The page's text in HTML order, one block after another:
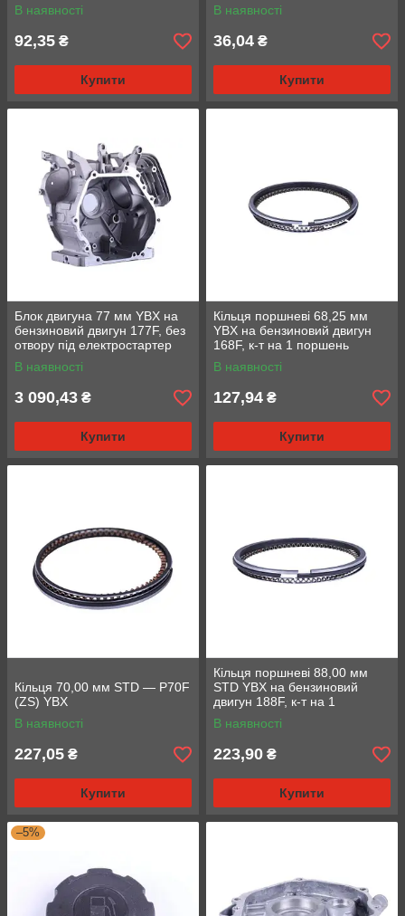
В наявності
92,35 ₴
Купити
В наявності
36,04 ₴
Купити
Блок двигуна 77 мм YBX на
бензиновий двигун 177F, без
отвору під електростартер
В наявності
3 090,43 ₴
Купити
Кільця поршневі 68,25 мм
YBX на бензиновий двигун
168F, к-т на 1 поршень
В наявності
127,94 ₴
Купити
Кільця 70,00 мм STD — P70F
(ZS) YBX
В наявності
227,05 ₴
Купити
Кільця поршневі 88,00 мм
STD YBX на бензиновий
двигун 188F, к-т на 1
поршень
В наявності
223,90 ₴
Купити
–5%